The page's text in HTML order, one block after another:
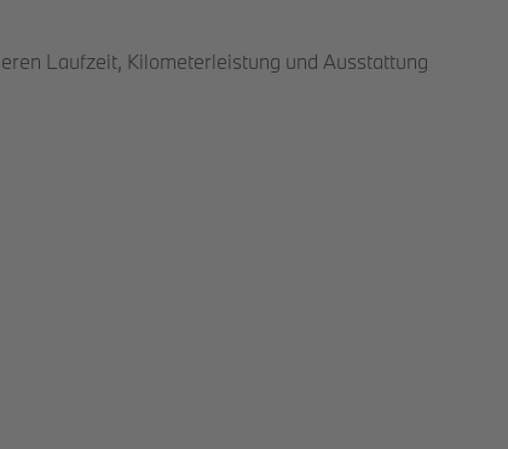
Laufzeit, Kilometerleistung und Ausstattung